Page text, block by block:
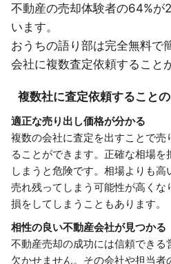
不動産の売却体験者の64%が
います。
おうちの語り部は完全無料で
会社に複数査定依頼すること
複数社に査定依頼すること
適正な売り出し価格が分かる
複数の会社に査定を出すことで売
ることができます。正確な相場
しまうと危険です。相場よりも高
売れ残ってしまう可能性が高くな
損をしてしまうこともあります。
相性の良い不動産会社が見つかる
不動産売却の成功には信頼でき
欠かせません。その会社や担当